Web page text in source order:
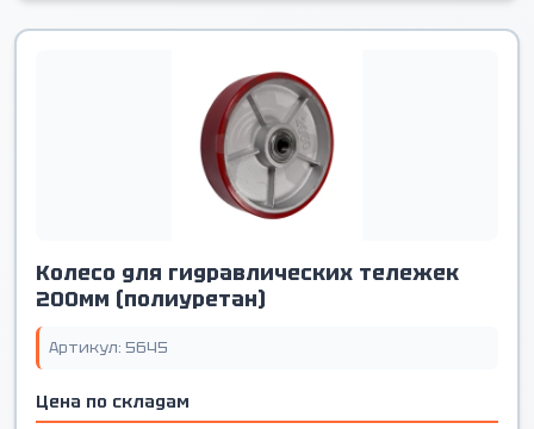
Колесо для гидравлических тележек
200мм (полиуретан)
Артикул: 5645
Цена по складам